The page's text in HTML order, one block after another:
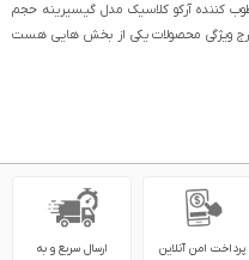
کننده آرکو کلاسیک مدل گیسیرینه حجم
درج ویژگی محصولات یکی از بخش هایی هست
پرداخت امن آنلاین
ارسال سریع و به